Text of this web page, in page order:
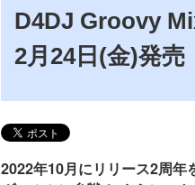
D4DJ Groovy
2月24日(金)発売
2022年10月にリリース2周